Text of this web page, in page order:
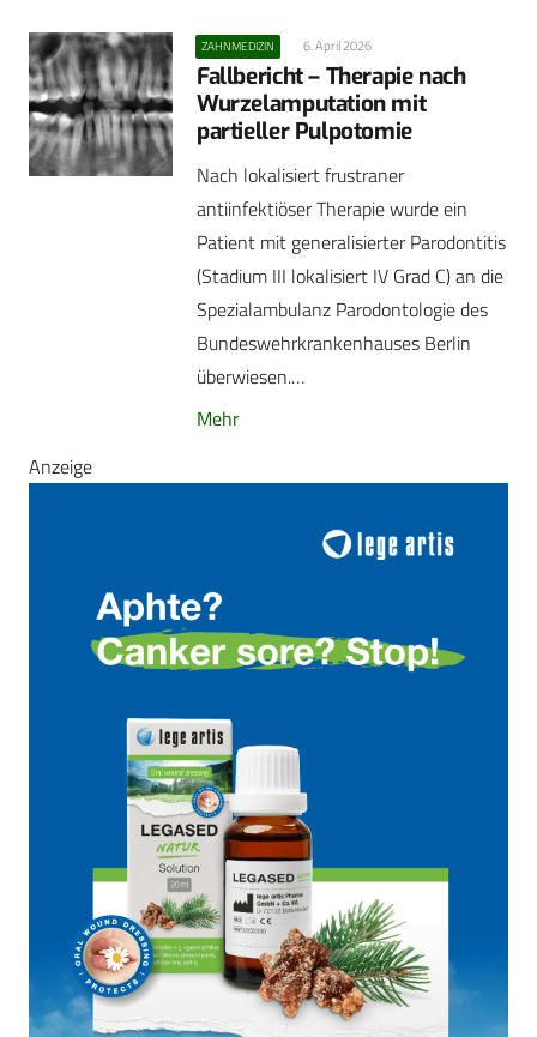
ZAHNMEDIZIN 6. April 2026
Fallbericht – Therapie nach
Wurzelamputation mit
partieller Pulpotomie
Nach lokalisiert frustraner
antiinfektiöser Therapie wurde ein
Patient mit generalisierter Parodontitis
(Stadium III lokalisiert IV Grad C) an die
Spezialambulanz Parodontologie des
Bundeswehrkrankenhauses Berlin
überwiesen.…
Mehr
Anzeige